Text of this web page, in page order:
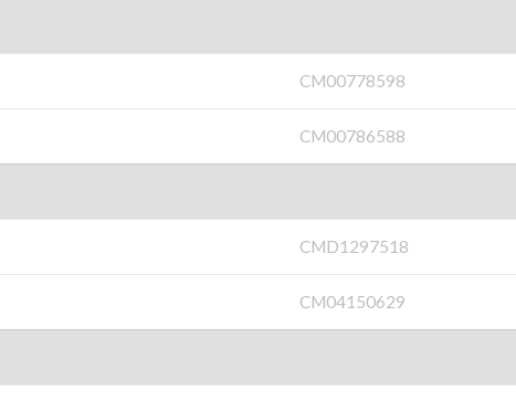
CM00778598
CM00786588
CMD1297518
CM04150629